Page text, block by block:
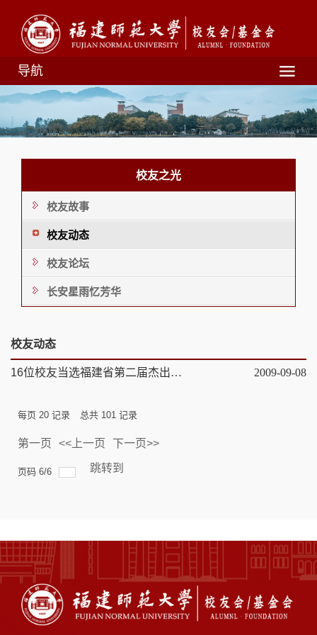
导航
校友之光
校友故事
校友动态
校友论坛
长安星雨忆芳华
校友动态
16位校友当选福建省第二届杰出人民教师 2009-09-08
每页 20 记录 总共 101 记录
第一页 <<上一页
下一页>>
页码 6/6 跳转到